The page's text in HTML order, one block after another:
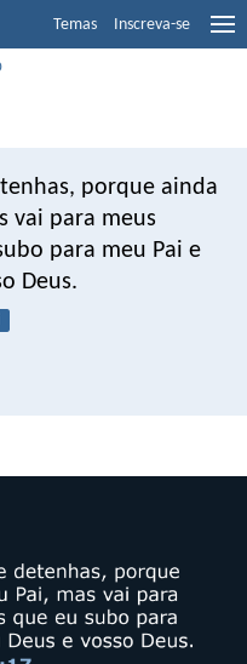
Temas Inscreva-se
porque ainda
vai para meus
para meu Pai e
Deus.